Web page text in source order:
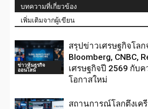
บทความที่เกี่ยวข้อง
เพิ่มเติมจากผู้เขียน
ข่าวหุ้นธุรกิจ
ออนไลน์
สรุปข่าวเศรษฐกิจโลก
Bloomberg, CNBC,
เศรษฐกิจปี 2569 กับ
โอกาสใหม่
สถานการณ์โลกตึงเค